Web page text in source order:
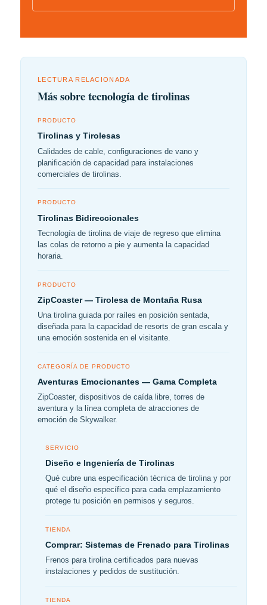
LECTURA RELACIONADA
Más sobre tecnología de tirolinas
PRODUCTO
Tirolinas y Tirolesas
Calidades de cable, configuraciones de vano y
planificación de capacidad para instalaciones
comerciales de tirolinas.
PRODUCTO
Tirolinas Bidireccionales
Tecnología de tirolina de viaje de regreso que elimina
las colas de retorno a pie y aumenta la capacidad
horaria.
PRODUCTO
ZipCoaster — Tirolesa de Montaña Rusa
Una tirolina guiada por raíles en posición sentada,
diseñada para la capacidad de resorts de gran escala y
una emoción sostenida en el visitante.
CATEGORÍA DE PRODUCTO
Aventuras Emocionantes — Gama Completa
ZipCoaster, dispositivos de caída libre, torres de
aventura y la línea completa de atracciones de
emoción de Skywalker.
SERVICIO
Diseño e Ingeniería de Tirolinas
Qué cubre una especificación técnica de tirolina y por
qué el diseño específico para cada emplazamiento
protege tu posición en permisos y seguros.
TIENDA
Comprar: Sistemas de Frenado para Tirolinas
Frenos para tirolina certificados para nuevas
instalaciones y pedidos de sustitución.
TIENDA